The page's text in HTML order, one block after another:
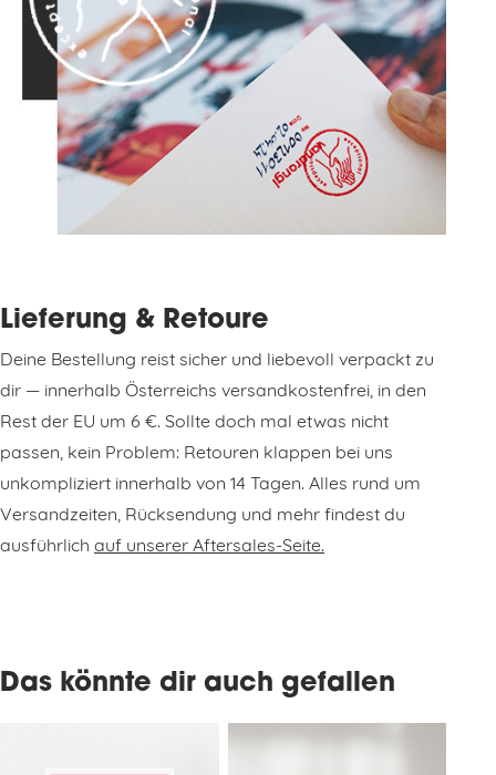
Lieferung & Retoure
Deine Bestellung reist sicher und liebevoll verpackt zu
dir — innerhalb Österreichs versandkostenfrei, in den
Rest der EU um 6 €. Sollte doch mal etwas nicht
passen, kein Problem: Retouren klappen bei uns
unkompliziert innerhalb von 14 Tagen. Alles rund um
Versandzeiten, Rücksendung und mehr findest du
ausführlich auf unserer Aftersales-Seite.
Das könnte dir auch gefallen